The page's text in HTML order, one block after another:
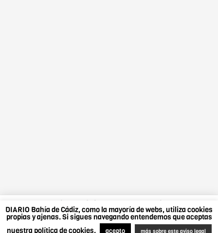
DIARIO Bahía de Cádiz, como la mayoría de webs, utiliza cookies
propias y ajenas. Si sigues navegando entendemos que aceptas
nuestra política de cookies.
acepto más sobre este aviso legal
DIARIO Bahía de Cádiz, como la mayoría de webs,
utiliza cookies propias y ajenas. Si sigues navegando
entendemos que aceptas nuestra política de cookies.